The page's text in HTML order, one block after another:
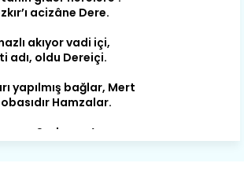
akıyor vadi içi,
adı, oldu Dereiçi.
yapılmış bağlar, Mert
Hamzalar.
ve Sorkunca’sı var.
olmuş Harmanpınar.